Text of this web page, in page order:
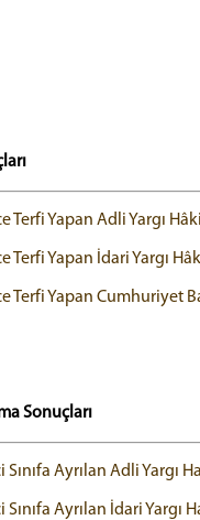
Yapan Adli Yargı
Yapan İdari Yargı
Yapan Cumhuriyet
Sonuçları
Ayrılan Adli Yargı
Ayrılan İdari Yargı